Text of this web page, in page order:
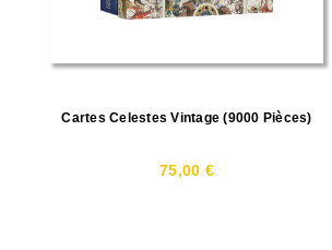
Cartes Celestes Vintage (9000 Pièces)
75,00 €